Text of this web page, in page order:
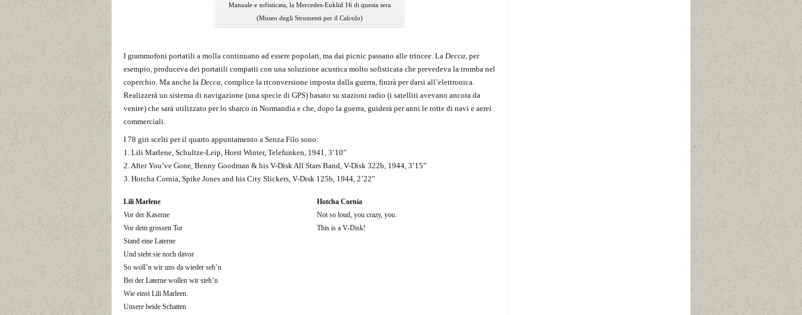
Manuale e sofisticata, la Mercedes-Euklid 16 di questa sera
(Museo degli Strumenti per il Calcolo)
I grammofoni portatili a molla continuano ad essere popolari, ma dai picnic passano alle trincee. La Decca , per
esempio, produceva dei portatili compatti con una soluzione acustica molto sofisticata che prevedeva la tromba nel
coperchio. Ma anche la Decca , complice la riconversione imposta dalla guerra, finirà per darsi all’elettronica.
Realizzerà un sistema di navigazione (una specie di GPS) basato su stazioni radio (i satelliti avevano ancora da
venire) che sarà utilizzato per lo sbarco in Normandia e che, dopo la guerra, guiderà per anni le rotte di navi e aerei
commerciali.
I 78 giri scelti per il quarto appuntamento a Senza Filo sono:
1. Lili Marlene, Schultze-Leip, Horst Winter, Telefunken, 1941, 3’10”
2. After You’ve Gone, Benny Goodman & his V-Disk All Stars Band, V-Disk 322b, 1944, 3’15”
3. Hotcha Cornia, Spike Jones and his City Slickers, V-Disk 125b, 1944, 2’22”
Lili Marlene
Vor der Kaserne
Vor dem grossen Tor
Stand eine Laterne
Und steht sie noch davor
So woll’n wir uns da wieder seh’n
Bei der Laterne wollen wir steh’n
Wie einst Lili Marleen.
Unsere beide Schatten
Hotcha Cornia
Not so loud, you crazy, you.
This is a V-Disk!